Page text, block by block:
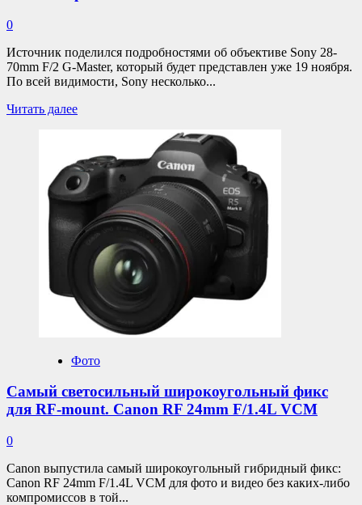
0
Источник поделился подробностями об объективе Sony 28-
70mm F/2 G-Master, который будет представлен уже 19 ноября.
По всей видимости, Sony несколько...
Читать далееПрочитать
28-
70mm
F/2
Master
весит
полкилограмма
меньше
Canon
28-
Фото
Самый светосильный широкоугольный фикс
для RF-mount. Canon RF 24mm F/1.4L VCM
0
Canon выпустила самый широкоугольный гибридный фикс:
Canon RF 24mm F/1.4L VCM для фото и видео без каких-либо
компромиссов в той...